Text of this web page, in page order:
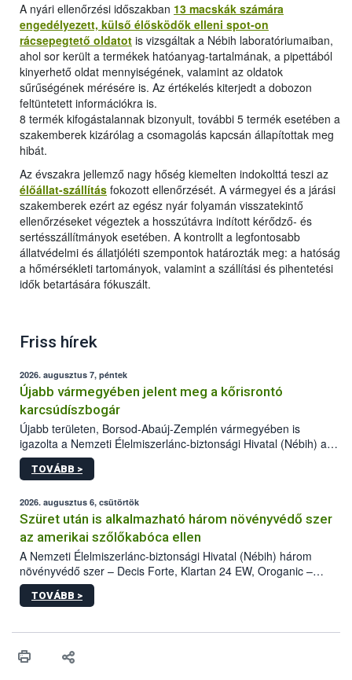
A nyári ellenőrzési időszakban 13 macskák számára
engedélyezett, külső élősködők elleni spot-on
rácsepegtető oldatot is vizsgáltak a Nébih laboratóriumaiban,
ahol sor került a termékek hatóanyag-tartalmának, a pipettából
kinyerhető oldat mennyiségének, valamint az oldatok
sűrűségének mérésére is. Az értékelés kiterjedt a dobozon
feltüntetett információkra is.
8 termék kifogástalannak bizonyult, további 5 termék esetében a
szakemberek kizárólag a csomagolás kapcsán állapítottak meg
hibát.
Az évszakra jellemző nagy hőség kiemelten indokolttá teszi az
élőállat-szállítás fokozott ellenőrzését. A vármegyei és a járási
szakemberek ezért az egész nyár folyamán visszatekintő
ellenőrzéseket végeztek a hosszútávra indított kérődző- és
sertésszállítmányok esetében. A kontrollt a legfontosabb
állatvédelmi és állatjóléti szempontok határozták meg: a hatóság
a hőmérsékleti tartományok, valamint a szállítási és pihentetési
idők betartására fókuszált.
Friss hírek
2026. augusztus 7, péntek
Újabb vármegyében jelent meg a kőrisrontó
karcsúdíszbogár
Újabb területen, Borsod-Abaúj-Zemplén vármegyében is
igazolta a Nemzeti Élelmiszerlánc-biztonsági Hivatal (Nébih) a
kőrisrontó karcsúdíszbogár (Agrilus planipennis) jelenlétét. A
kártevőt nem csak színcsapdában találták meg, de már fertőzött
az intenzív felderítést, emellett az intézkedéseket a szlovák
hatósággal is összehangolják a terjedés megállítása érdekében.
TOVÁBB >
2026. augusztus 6, csütörtök
Szüret után is alkalmazható három növényvédő szer
az amerikai szőlőkabóca ellen
A Nemzeti Élelmiszerlánc-biztonsági Hivatal (Nébih) három
növényvédő szer – Decis Forte, Klartan 24 EW, Oroganic –
engedélyokiratát módosította, így azok a szüretet követően,
egészen a vesszőérettség (BBCH 91) stádiumáig
érésű szőlőkben is legyen lehetőség a károsító elleni további
felhasználók számára is elérhető és ökológiai termesztésben is
TOVÁBB >